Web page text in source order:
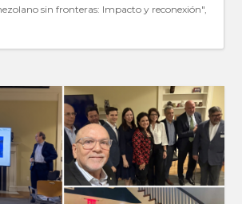
sin fronteras: Impacto y reconexión",